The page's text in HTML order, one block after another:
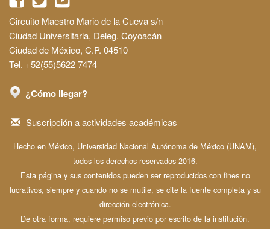
Circuito Maestro Mario de la Cueva s/n
Ciudad Universitaria, Deleg. Coyoacán
Ciudad de México, C.P. 04510
Tel. +52(55)5622 7474
¿Cómo llegar?
Suscripción a actividades académicas
Hecho en México, Universidad Nacional Autónoma de México (UNAM),
todos los derechos reservados 2016.
Esta página y sus contenidos pueden ser reproducidos con fines no
lucrativos, siempre y cuando no se mutile, se cite la fuente completa y su
dirección electrónica.
De otra forma, requiere permiso previo por escrito de la institución.